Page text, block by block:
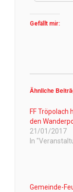
Gefällt mir:
Ähnliche
FF Tröpolach
den
21/01/2017
In
Gemeinde-